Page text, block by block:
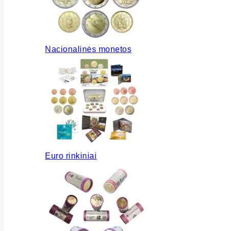
Nacionalinės monetos
Euro rinkiniai